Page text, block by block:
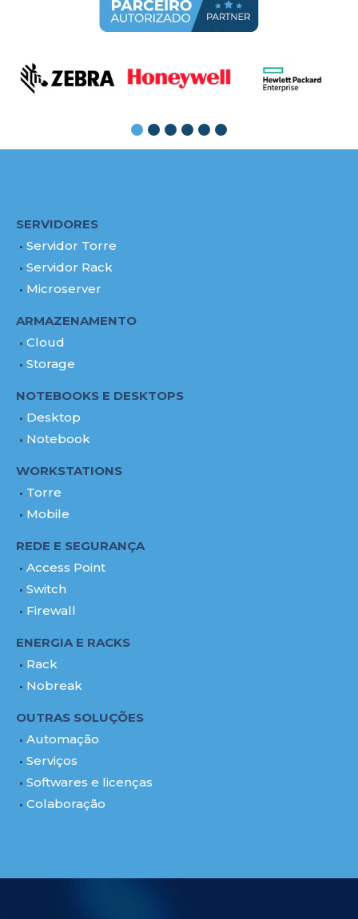
SERVIDORES
Servidor Torre
Servidor Rack
Microserver
ARMAZENAMENTO
Cloud
Storage
NOTEBOOKS E DESKTOPS
Desktop
Notebook
WORKSTATIONS
Torre
Mobile
REDE E SEGURANÇA
Access Point
Switch
Firewall
ENERGIA E RACKS
Rack
Nobreak
OUTRAS SOLUÇÕES
Automação
Serviços
Softwares e licenças
Colaboração